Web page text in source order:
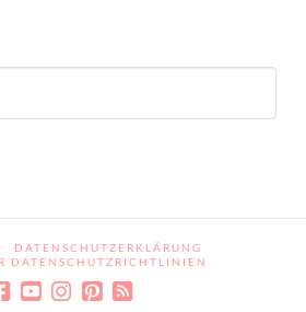
DATENSCHUTZERKLÄRUNG
DATENSCHUTZRICHTLINIEN